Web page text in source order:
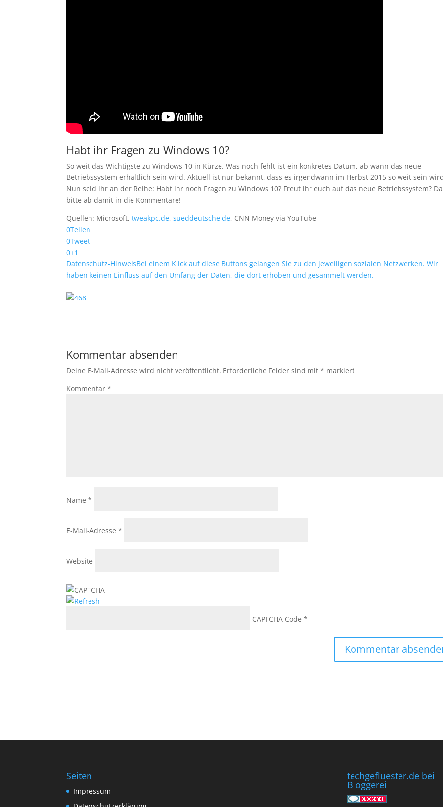
Habt ihr Fragen zu Windows 10?
So weit das Wichtigste zu Windows 10 in Kürze. Was noch fehlt ist ein konkretes Datum, ab wann das neue
Betriebssystem erhältlich sein wird. Aktuell ist nur bekannt, dass es irgendwann im Herbst 2015 so weit sein
Nun seid ihr an der Reihe: Habt ihr noch Fragen zu Windows 10? Freut ihr euch auf das neue Betriebssystem?
bitte ab damit in die Kommentare!
Quellen: Microsoft,tweakpc.de,sueddeutsche.de, CNN Money via YouTube
0Teilen
0Tweet
0+1
Datenschutz-HinweisBei einem Klick auf diese Buttons gelangen Sie zu den jeweiligen sozialen Netzwerken. Wir
haben keinen Einfluss auf den Umfang der Daten, die dort erhoben und gesammelt werden.
Kommentar absenden
Deine E-Mail-Adresse wird nicht veröffentlicht. Erforderliche Felder sind mit* markiert
Kommentar*
Name*
E-Mail-Adresse*
Website
CAPTCHA Code *
Seiten
Impressum
techgefluester.de bei
Bloggerei